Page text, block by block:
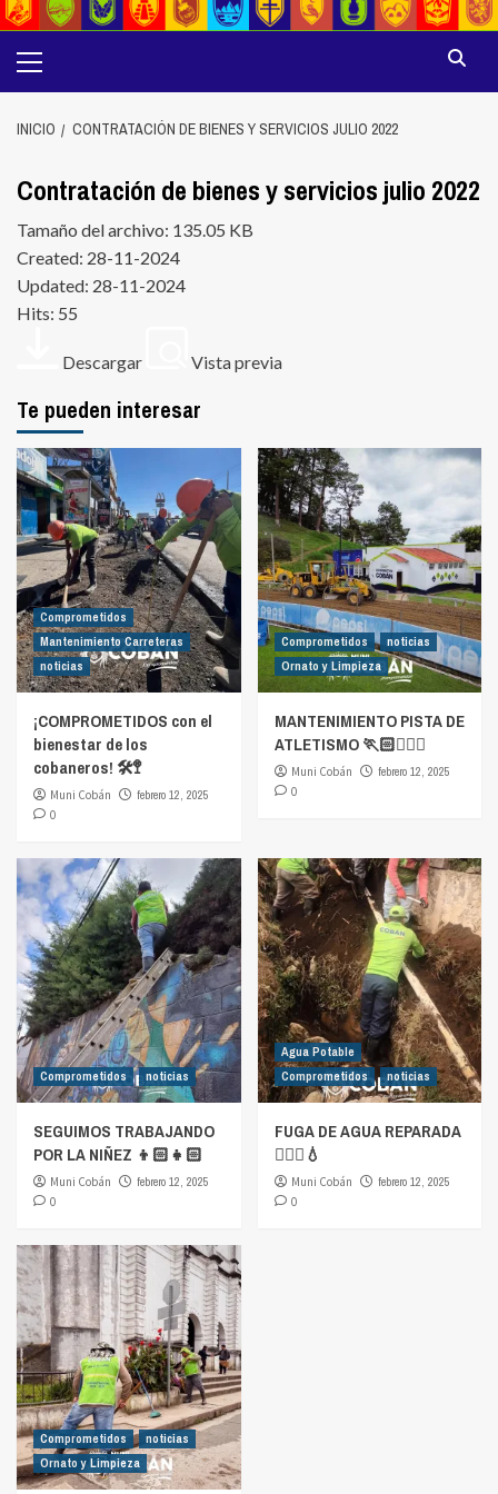
principal
INICIO CONTRATACIÓN DE BIENES Y SERVICIOS JULIO 2022
Contratación de bienes y servicios julio 2022
Tamaño del archivo: 135.05 KB
Created: 28-11-2024
Updated: 28-11-2024
Hits: 55
Descargar Vista previa
Te pueden interesar
Comprometidos
Mantenimiento Carreteras
noticias
¡COMPROMETIDOS con el
bienestar de los
cobaneros! 🛠️🚏
Muni Cobán
febrero 12, 2025
0
Comprometidos
noticias
Ornato y Limpieza
MANTENIMIENTO PISTA DE
ATLETISMO 🏃🏻🏃🏻‍♀️
Muni Cobán
febrero 12, 2025
0
Comprometidos noticias
SEGUIMOS TRABAJANDO
POR LA NIÑEZ 👦🏻👧🏻
Muni Cobán
febrero 12, 2025
0
Agua Potable
Comprometidos
noticias
FUGA DE AGUA REPARADA
👷🏻‍♂️💧
Muni Cobán
febrero 12, 2025
0
Comprometidos
noticias
Ornato y Limpieza